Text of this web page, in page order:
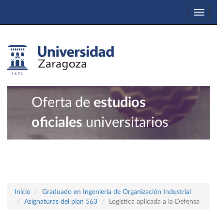
Oferta de estudios
oficiales universitarios
Inicio
Graduado en Ingeniería de Organización Industrial
Asignaturas del plan 563
Logística aplicada a la Defensa